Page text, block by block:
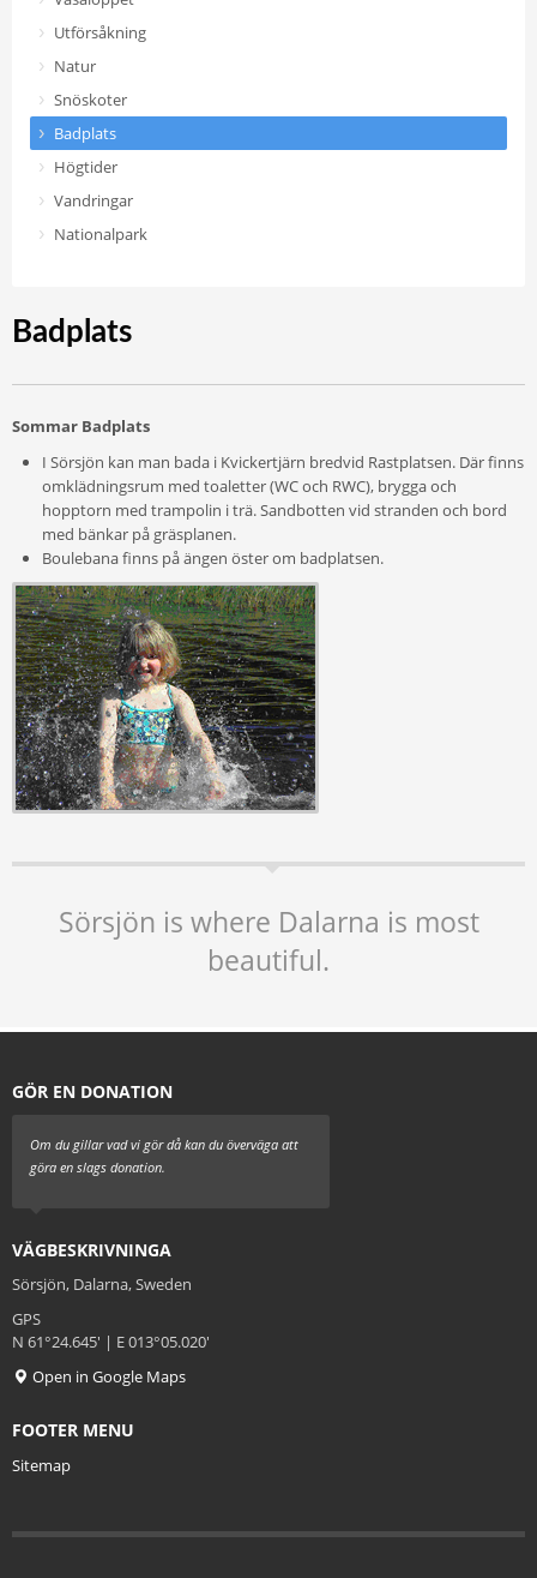
Utförsåkning
Natur
Snöskoter
Badplats
Högtider
Vandringar
Nationalpark
Badplats
Sommar Badplats
I Sörsjön kan man bada i Kvickertjärn bredvid Rastplatsen. Där finns
omklädningsrum med toaletter (WC och RWC), brygga och
hopptorn med trampolin i trä. Sandbotten vid stranden och bord
med bänkar på gräsplanen.
Boulebana finns på ängen öster om badplatsen.
Sörsjön is where Dalarna is most
beautiful.
GÖR EN DONATION
Om du gillar vad vi gör då kan du överväga att
göra en slags donation.
VÄGBESKRIVNINGA
Sörsjön, Dalarna, Sweden
GPS
N 61°24.645' | E 013°05.020'
Open in Google Maps
FOOTER MENU
Sitemap